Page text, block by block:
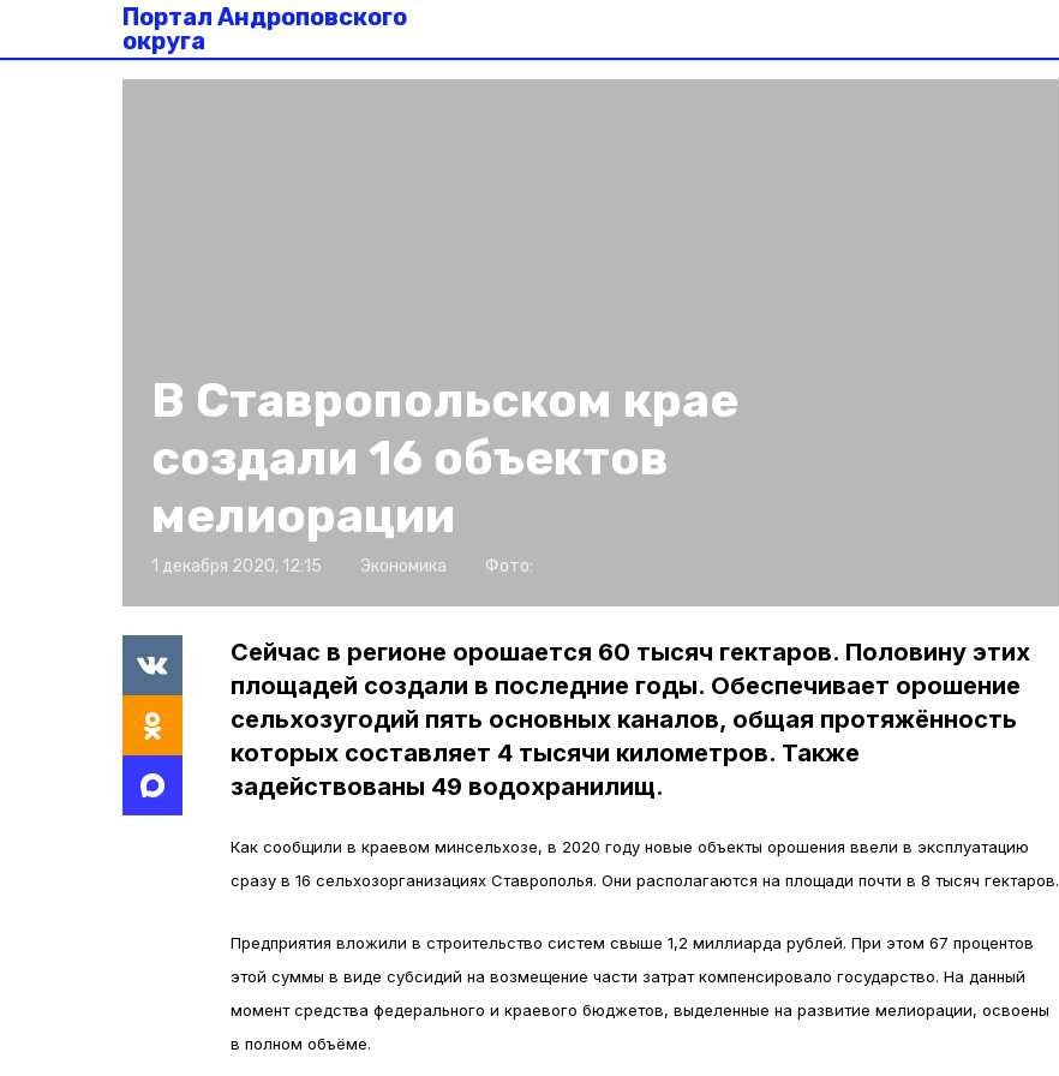
Портал Андроповского
округа
В Ставропольском крае
создали 16 объектов
мелиорации
1 декабря 2020, 12:15 Экономика Фото:
Сейчас в регионе орошается 60 тысяч гектаров. Половину этих
площадей создали в последние годы. Обеспечивает орошение
сельхозугодий пять основных каналов, общая протяжённость
которых составляет 4 тысячи километров. Также
задействованы 49 водохранилищ.
Как сообщили в краевом минсельхозе, в 2020 году новые объекты орошения ввели в эксплуатацию
сразу в 16 сельхозорганизациях Ставрополья. Они располагаются на площади почти в 8 тысяч гектаров.
Предприятия вложили в строительство систем свыше 1,2 миллиарда рублей. При этом 67 процентов
этой суммы в виде субсидий на возмещение части затрат компенсировало государство. На данный
момент средства федерального и краевого бюджетов, выделенные на развитие мелиорации, освоены
в полном объёме.